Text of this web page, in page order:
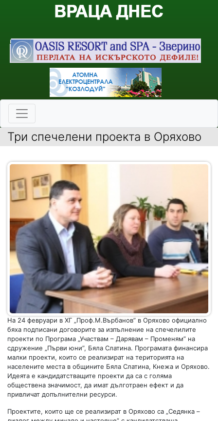
Три спечелени проекта в Оряхово
На 24 февруари в ХГ „Проф.М.Върбанов” в Оряхово официално
бяха подписани договорите за изпълнение на спечелилите
проекти по Програма „Участвам – Дарявам – Променям” на
сдружение „Първи юни”, Бяла Слатина. Програмата финансира
малки проекти, които се реализират на територията на
населените места в общините Бяла Слатина, Кнежа и Оряхово.
Идеята е кандидатстващите проекти да са с голяма
обществена значимост, да имат дълготраен ефект и да
привличат допълнителни ресурси.
Проектите, които ще се реализират в Оряхово са „Седянка –